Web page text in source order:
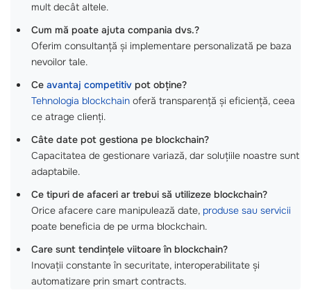
mult decât altele.
Cum mă poate ajuta compania dvs.?
Oferim consultanță și implementare personalizată pe baza
nevoilor tale.
Ce avantaj competitiv pot obține?
Tehnologia blockchain oferă transparență și eficiență, ceea
ce atrage clienți.
Câte date pot gestiona pe blockchain?
Capacitatea de gestionare variază, dar soluțiile noastre sunt
adaptabile.
Ce tipuri de afaceri ar trebui să utilizeze blockchain?
Orice afacere care manipulează date, produse sau servicii
poate beneficia de pe urma blockchain.
Care sunt tendințele viitoare în blockchain?
Inovații constante în securitate, interoperabilitate și
automatizare prin smart contracts.